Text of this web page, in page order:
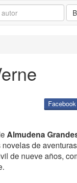
Facebook
Almudena
de
de nueve años,